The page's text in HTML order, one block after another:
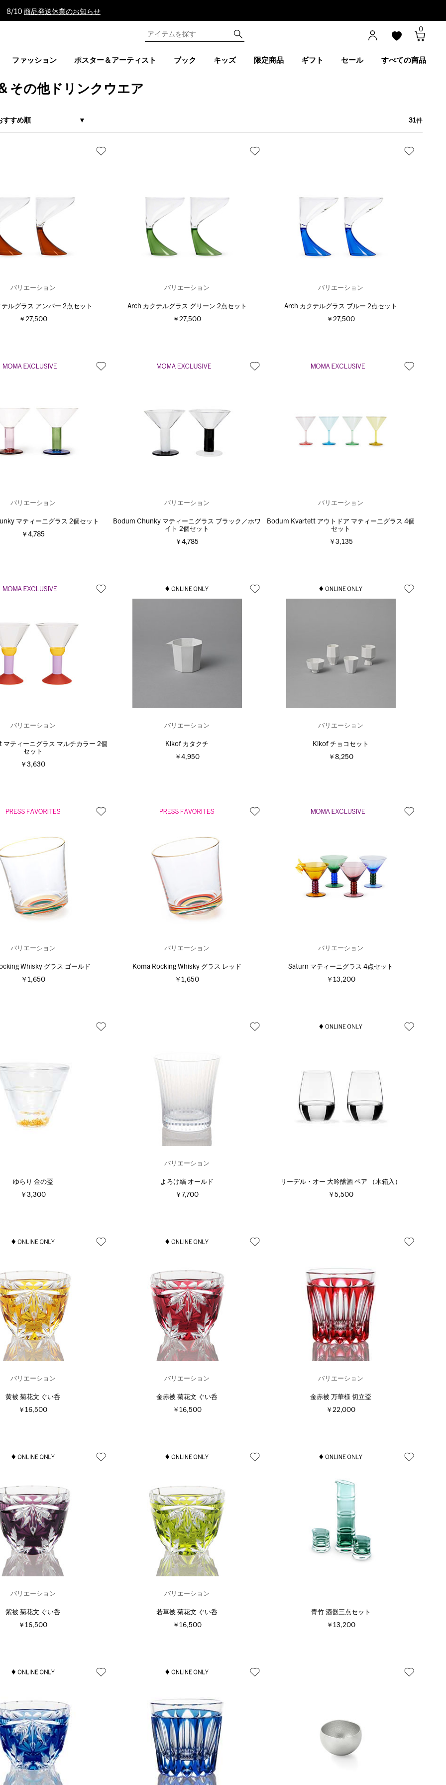
8/10 商品発送休業のお知らせ
0
ファッション ポスター＆アーティスト ブック キッズ 限定商品 ギフト セール すべての商品
& その他ドリンクウエア
すすめ順 31件
バリエーション
ルグラス アンバー 2点セット
￥27,500
バリエーション
Arch カクテルグラス グリーン 2点セット
￥27,500
バリエーション
Arch カクテルグラス ブルー 2点セット
￥27,500
バリエーション
マティーニグラス 2個セット
￥4,785
バリエーション
Bodum Chunky マティーニグラス ブラック／ホワ
イト 2個セット
￥4,785
バリエーション
Bodum Kvartett アウトドア マティーニグラス 4個
セット
￥3,135
バリエーション
ティーニグラス マルチカラー 2個
セット
￥3,630
バリエーション
Kikof カタクチ
￥4,950
バリエーション
Kikof チョコセット
￥8,250
バリエーション
Whisky グラス ゴールド
￥1,650
バリエーション
Koma Rocking Whisky グラス レッド
￥1,650
バリエーション
Saturn マティーニグラス 4点セット
￥13,200
ゆらり 金の盃
￥3,300
バリエーション
よろけ縞 オールド
￥7,700
リーデル・オー 大吟醸酒 ペア （木箱入）
￥5,500
バリエーション
黄被 菊花文 ぐい呑
￥16,500
バリエーション
金赤被 菊花文 ぐい呑
￥16,500
バリエーション
金赤被 万華様 切立盃
￥22,000
バリエーション
紫被 菊花文 ぐい呑
￥16,500
バリエーション
若草被 菊花文 ぐい呑
￥16,500
青竹 酒器三点セット
￥13,200